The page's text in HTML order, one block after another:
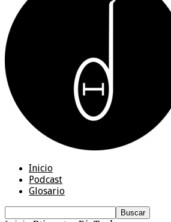
Inicio
Podcast
Glosario